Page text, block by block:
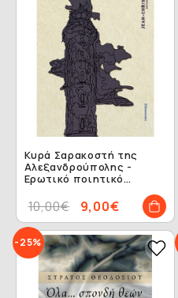
Κυρά Σαρακοστή της
Αλεξανδρούπολης -
Ερωτικό ποιητικό
9,00€
10,00€
-25%